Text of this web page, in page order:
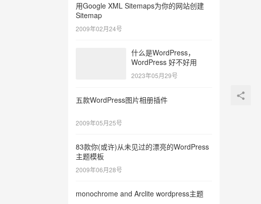
用Google XML Sitemaps为你的网站创建
Sitemap
2009年02月24号
什么是WordPress，
WordPress 好不好用
2023年05月29号
五款WordPress图片相册插件
2009年05月25号
83款你(或许)从未见过的漂亮的WordPress
主题模板
2009年06月28号
monochrome and Arclite wordpress主题